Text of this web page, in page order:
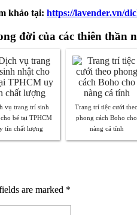
khảo tại: https://lavender.vn/
đời của các thiên thần
vụ trang trí sinh
bé tại TPHCM
tín chất lượng
Trang trí tiệc cưới theo
phong cách Boho cho
nàng cá tính
are marked *